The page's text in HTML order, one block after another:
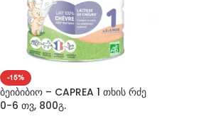
-15%
ბეიბიბიო – CAPREA 1 თხის რძე
0-6 თვ, 800გ.